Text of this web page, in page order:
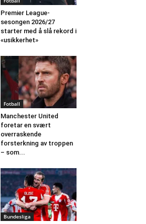
Premier League-
sesongen 2026/27
starter med å slå rekord i
«usikkerhet»
Fotball
Manchester United
foretar en svært
overraskende
forsterkning av troppen
– som...
Bundesliga